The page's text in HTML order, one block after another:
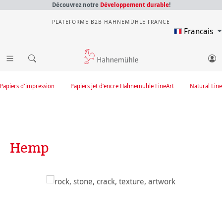
Découvrez notre Développement durable!
PLATEFORME B2B HAHNEMÜHLE FRANCE
Francais
Natural Line
Papiers jet d’encre Hahnemühle FineArt
Papiers d'impression
Hemp
Ignorer la galerie d'images